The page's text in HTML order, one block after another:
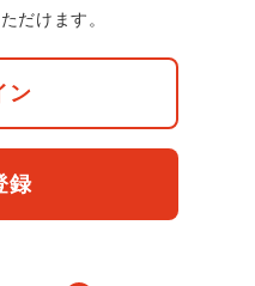
だけます。
ン
録